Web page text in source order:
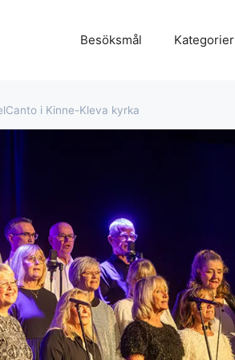
Besöksmål Kategorier
i Kinne-Kleva kyrka